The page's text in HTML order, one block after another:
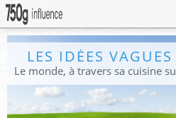
LES IDÉES